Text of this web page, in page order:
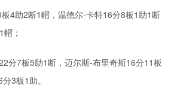
4助2断1帽，温德尔-卡特16分8板1助1断
；
分7板5助1断，迈尔斯-布里奇斯16分11板
3板1助。